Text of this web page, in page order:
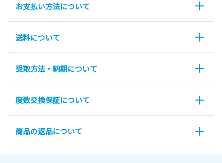
お支払い方法について
送料について
受取方法・納期について
度数交換保証について
商品の返品について